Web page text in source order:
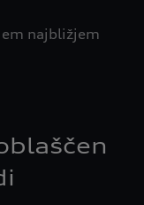
najbližjem